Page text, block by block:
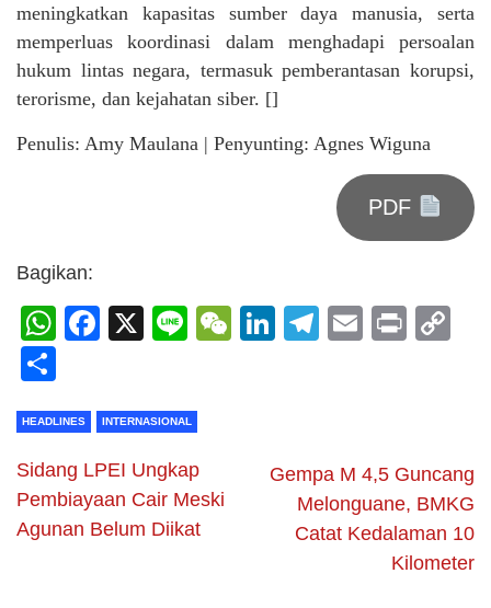
meningkatkan kapasitas sumber daya manusia, serta
memperluas koordinasi dalam menghadapi persoalan
hukum lintas negara, termasuk pemberantasan korupsi,
terorisme, dan kejahatan siber. []
Penulis: Amy Maulana | Penyunting: Agnes Wiguna
PDF
Bagikan:
WhatsApp
Facebook
X LineWeChat
LinkedIn
Telegram
Email
Print
HEADLINES INTERNASIONAL
Sidang LPEI Ungkap
Pembiayaan Cair Meski
Agunan Belum Diikat
Gempa M 4,5 Guncang
Melonguane, BMKG
Catat Kedalaman 10
Kilometer